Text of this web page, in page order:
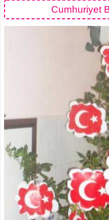
Cumhuriyet